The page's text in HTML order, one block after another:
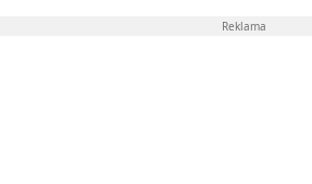
Reklama